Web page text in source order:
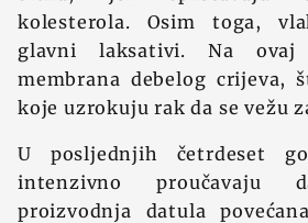
kolesterola. Osim toga,
glavni laksativi. Na
membrana debelog crijeva,
koje uzrokuju rak da se vežu
U posljednjih četrdeset
intenzivno proučavaju
proizvodnja datula